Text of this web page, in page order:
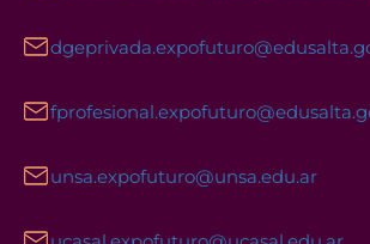
unsa.expofuturo@unsa.edu.ar